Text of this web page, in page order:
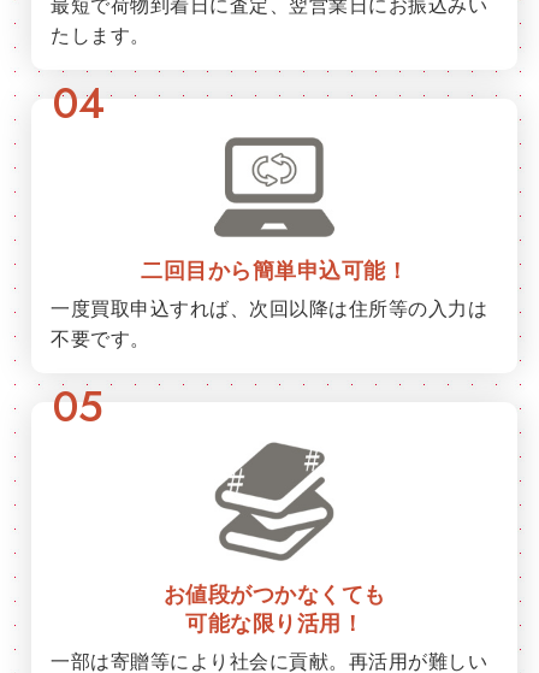
最短で荷物到着日に査定、翌営業日にお振込みい
たします。
04
二回目から簡単申込可能！
一度買取申込すれば、次回以降は住所等の入力は
不要です。
05
お値段がつかなくても
可能な限り活用！
一部は寄贈等により社会に貢献。再活用が難しい